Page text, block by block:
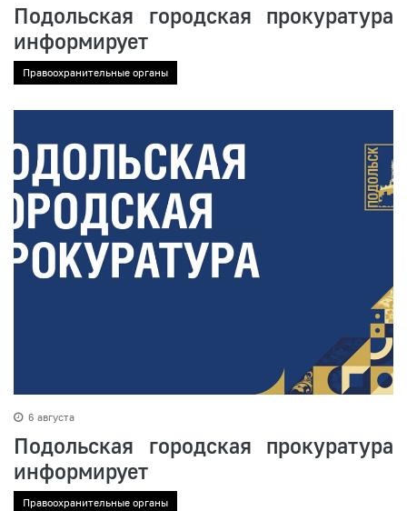
Подольская городская прокуратура
информирует
Правоохранительные органы
6 августа
Подольская городская прокуратура
информирует
Правоохранительные органы